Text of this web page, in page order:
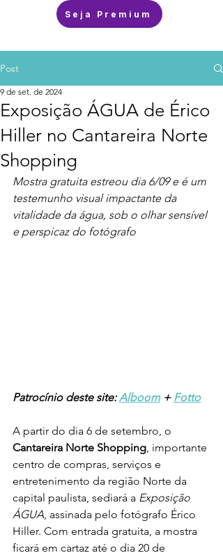
Seja Premium
Post
Exposição ÁGUA de Érico
Hiller no Cantareira Norte
Shopping
9 de set. de 2024
Mostra gratuita estreou dia 6/09 e é um
testemunho visual impactante da
vitalidade da água, sob o olhar sensível
e perspicaz do fotógrafo
Patrocínio deste site: Alboom + Fotto
A partir do dia 6 de setembro, o
Cantareira Norte Shopping, importante
centro de compras, serviços e
entretenimento da região Norte da
capital paulista, sediará a Exposição
ÁGUA, assinada pelo fotógrafo Érico
Hiller. Com entrada gratuita, a mostra
ficará em cartaz até o dia 20 de